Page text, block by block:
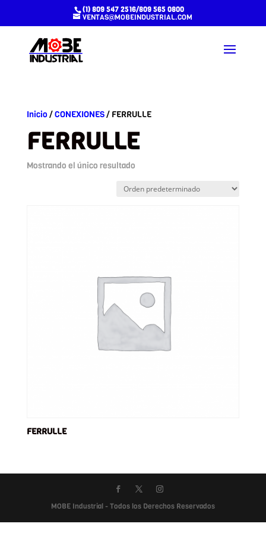
(1) 809 547 2516/809 565 0800
VENTAS@MOBEINDUSTRIAL.COM
Inicio/CONEXIONES/ FERRULLE
FERRULLE
Mostrando el único resultado
FERRULLE
MOBE Industrial - Todos los Derechos Reservados